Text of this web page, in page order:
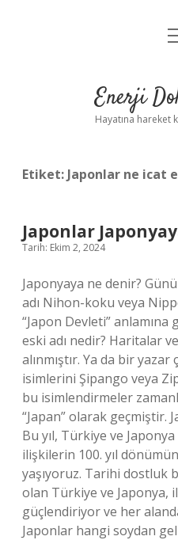
Yasal
Enerji
Hayatına hareket
Etiket: Japonlar ne icat
Japonlar
Tarih: Ekim 2, 2024
Japonyaya ne denir?
adı Nihon-koku veya
“Japon Devleti” anlamına
eski adı nedir? Haritalar
alınmıştır. Ya da bir
isimlerini Şipango veya
bu isimlendirmeler
“Japan” olarak geçmiştir.
Bu yıl, Türkiye ve
ilişkilerin 100. yıl
yaşıyoruz. Tarihi dostluk
olan Türkiye ve
güçlendiriyor ve her
Japonlar hangi soydan